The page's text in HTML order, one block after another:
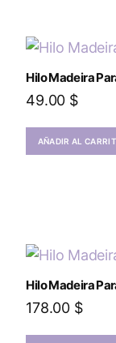
Hilo Madeira
49.00 $
AÑADIR AL
Hilo Madeira
178.00 $